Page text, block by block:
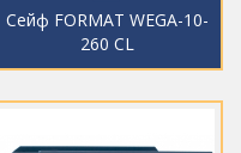
Сейф FORMAT WEGA-10-
260 CL